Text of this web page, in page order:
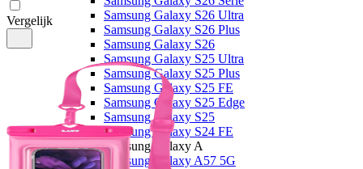
Samsung Galaxy S26 Ultra
Samsung Galaxy S26 Plus
Samsung Galaxy S26
Samsung Galaxy S25 Ultra
Samsung Galaxy S25 Plus
Samsung Galaxy S25 FE
Samsung Galaxy S25 Edge
Samsung Galaxy S25
Samsung Galaxy S24 FE
Samsung Galaxy A
Samsung Galaxy A57 5G
Vergelijk